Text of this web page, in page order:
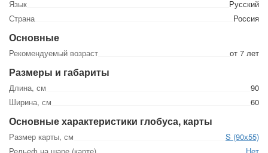
Язык
Русский
Страна
Россия
Основные
Рекомендуемый возраст от 7 лет
Размеры и габариты
Длина, см
90
Ширина, см
60
Основные характеристики глобуса, карты
Размер карты, см
S (90х55)